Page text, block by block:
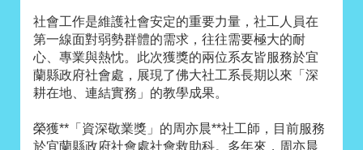
社會工作是維護社會安定的重要力量，社工人員在
第一線面對弱勢群體的需求，往往需要極大的耐
心、專業與熱忱。此次獲獎的兩位系友皆服務於宜
蘭縣政府社會處，展現了佛大社工系長期以來「深
耕在地、連結實務」的教學成果。
榮獲**「資深敬業獎」的周亦晨**社工師，目前服務
於宜蘭縣政府社會處社會救助科。多年來，周亦晨